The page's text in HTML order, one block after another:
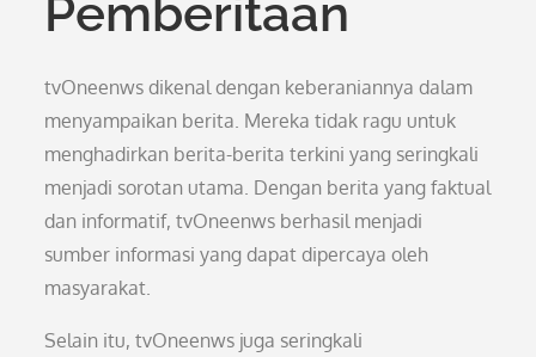
Pemberitaan
tvOneenws dikenal dengan keberaniannya dalam
menyampaikan berita. Mereka tidak ragu untuk
menghadirkan berita-berita terkini yang seringkali
menjadi sorotan utama. Dengan berita yang faktual
dan informatif, tvOneenws berhasil menjadi
sumber informasi yang dapat dipercaya oleh
masyarakat.
Selain itu, tvOneenws juga seringkali